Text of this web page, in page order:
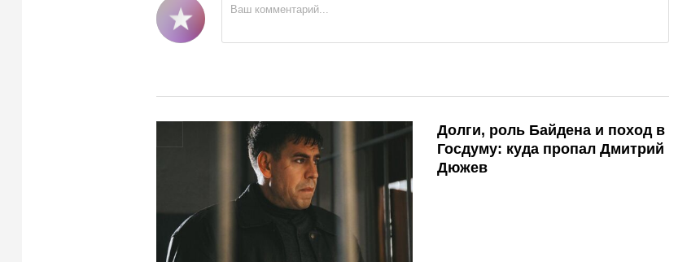
Долги, роль Байдена и поход в
Госдуму: куда пропал Дмитрий
Дюжев